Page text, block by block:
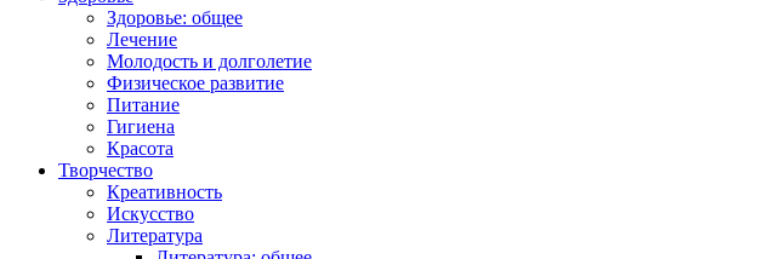
Здоровье: общее
Лечение
Молодость и долголетие
Физическое развитие
Питание
Гигиена
Красота
Творчество
Креативность
Искусство
Литература